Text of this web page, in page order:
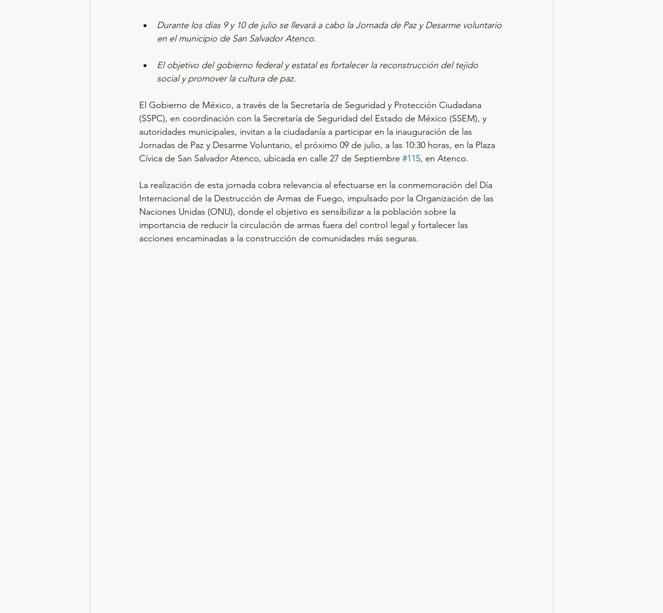
Durante los días 9 y 10 de julio se llevará a cabo la Jornada de Paz y Desarme voluntario
en el municipio de San Salvador Atenco.
El objetivo del gobierno federal y estatal es fortalecer la reconstrucción del tejido
social y promover la cultura de paz.
El Gobierno de México, a través de la Secretaría de Seguridad y Protección Ciudadana
(SSPC), en coordinación con la Secretaría de Seguridad del Estado de México (SSEM), y
autoridades municipales, invitan a la ciudadanía a participar en la inauguración de las
Jornadas de Paz y Desarme Voluntario, el próximo 09 de julio, a las 10:30 horas, en la Plaza
Cívica de San Salvador Atenco, ubicada en calle 27 de Septiembre #115, en Atenco.
La realización de esta jornada cobra relevancia al efectuarse en la conmemoración del Día
Internacional de la Destrucción de Armas de Fuego, impulsado por la Organización de las
Naciones Unidas (ONU), donde el objetivo es sensibilizar a la población sobre la
importancia de reducir la circulación de armas fuera del control legal y fortalecer las
acciones encaminadas a la construcción de comunidades más seguras.